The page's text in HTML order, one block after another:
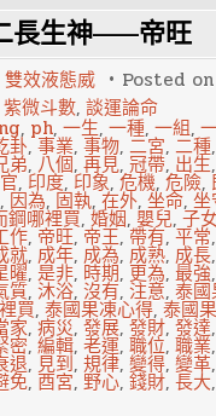
長生神——帝旺
雙效液態威 Posted on
紫微斗數, 談運論命
ng, ph, 一生, 一種, 一組,
卦,事業, 事物, 二宮, 二種
弟, 八個, 再見, 冠帶, 出生,
, 印度,印象,危機, 危險,
, 因為,固執,在外,坐命,
鋼哪裡買,婚姻,嬰兒,子
作,帝旺,帝王,帶有,平常
就, 成年, 成為, 成熟, 成長,
曜, 是非, 時期, 更為, 最強,
質, 沐浴, 沒有, 注意, 泰
買,泰國果凍心得,泰國
家,病災,發展,發財,發達,
密, 編輯, 老運, 職位, 職業,
退, 見到, 規律, 變得, 變革,
免, 酉宮, 野心, 錢財, 長大,